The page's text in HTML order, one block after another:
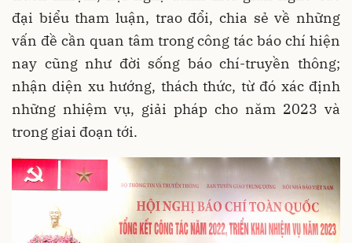
đại biểu tham luận, trao đổi, chia sẻ về những
vấn đề cần quan tâm trong công tác báo chí hiện
nay cũng như đời sống báo chí-truyền thông;
nhận diện xu hướng, thách thức, từ đó xác định
những nhiệm vụ, giải pháp cho năm 2023 và
trong giai đoạn tới.